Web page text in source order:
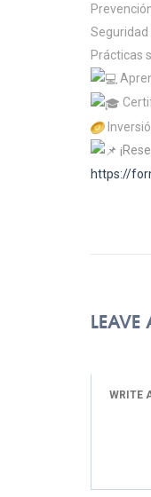
Seguridad
Prácticas
https://